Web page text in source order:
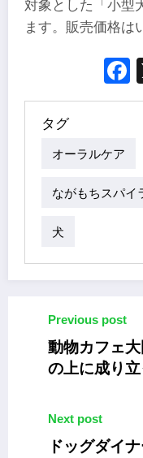
対象とした「小型
ます。販売価格は
タグ
オーラルケア
ながもちスパイ
犬
Previous post
動物カフェ
の上に成り
Next post
ドッグダイ